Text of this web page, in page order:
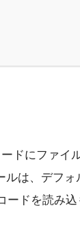
ドにファイ
は、デフォ
ードを読み込